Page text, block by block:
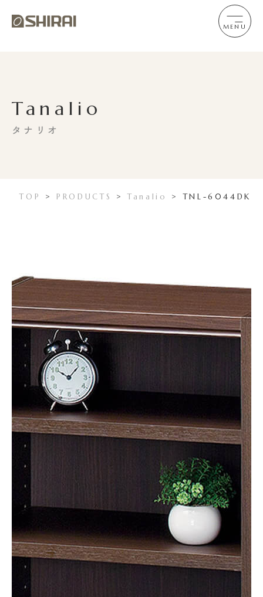
MENU
TOP >PRODUCTS >Tanalio >TNL-6044DK
Tanalio
タナリオ
オープンラック
TNL-6044DK
タイプ
オープンラック
タナリオ